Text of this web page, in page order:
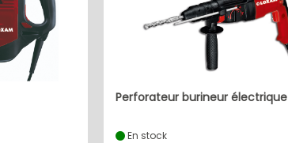
perforateur burineur électrique
En stock